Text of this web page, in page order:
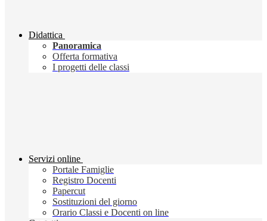
Didattica
Panoramica
Offerta formativa
I progetti delle classi
Servizi online
Portale Famiglie
Registro Docenti
Papercut
Sostituzioni del giorno
Orario Classi e Docenti on line